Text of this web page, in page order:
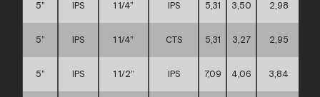
5” IPS 1 1/4” IPS 5,31 3,50 2,98
5” IPS 1 1/4” CTS 5,31 3,27 2,95
5” IPS 1 1/2” IPS 7,09 4,06 3,84